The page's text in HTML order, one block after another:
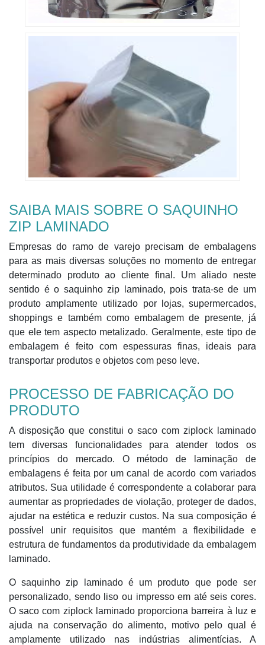
SAIBA MAIS SOBRE O SAQUINHO
ZIP LAMINADO
Empresas do ramo de varejo precisam de embalagens
para as mais diversas soluções no momento de entregar
determinado produto ao cliente final. Um aliado neste
sentido é o saquinho zip laminado, pois trata-se de um
produto amplamente utilizado por lojas, supermercados,
shoppings e também como embalagem de presente, já
que ele tem aspecto metalizado. Geralmente, este tipo de
embalagem é feito com espessuras finas, ideais para
transportar produtos e objetos com peso leve.
PROCESSO DE FABRICAÇÃO DO
PRODUTO
A disposição que constitui o saco com ziplock laminado
tem diversas funcionalidades para atender todos os
princípios do mercado. O método de laminação de
embalagens é feita por um canal de acordo com variados
atributos. Sua utilidade é correspondente a colaborar para
aumentar as propriedades de violação, proteger de dados,
ajudar na estética e reduzir custos. Na sua composição é
possível unir requisitos que mantém a flexibilidade e
estrutura de fundamentos da produtividade da embalagem
laminado.
O saquinho zip laminado é um produto que pode ser
personalizado, sendo liso ou impresso em até seis cores.
O saco com ziplock laminado proporciona barreira à luz e
ajuda na conservação do alimento, motivo pelo qual é
amplamente utilizado nas indústrias alimentícias. A